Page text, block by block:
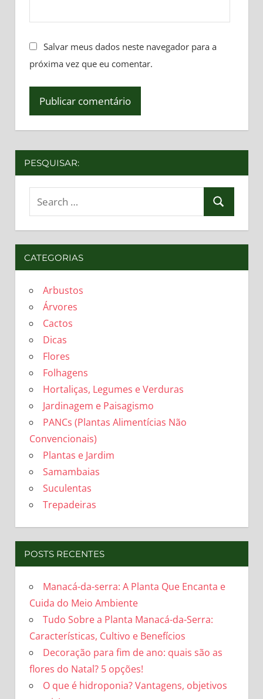
Salvar meus dados neste navegador para a
próxima vez que eu comentar.
PESQUISAR:
Search
Search
CATEGORIAS
Arbustos
Árvores
Cactos
Dicas
Flores
Folhagens
Hortaliças, Legumes e Verduras
Jardinagem e Paisagismo
PANCs (Plantas Alimentícias Não
Convencionais)
Plantas e Jardim
Samambaias
Suculentas
Trepadeiras
POSTS RECENTES
Manacá-da-serra: A Planta Que Encanta e
Cuida do Meio Ambiente
Tudo Sobre a Planta Manacá-da-Serra:
Características, Cultivo e Benefícios
Decoração para fim de ano: quais são as
flores do Natal? 5 opções!
O que é hidroponia? Vantagens, objetivos